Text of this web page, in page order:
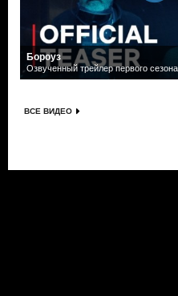
Бороуз
Озвученный трейлер первого
ВСЕ ВИДЕО